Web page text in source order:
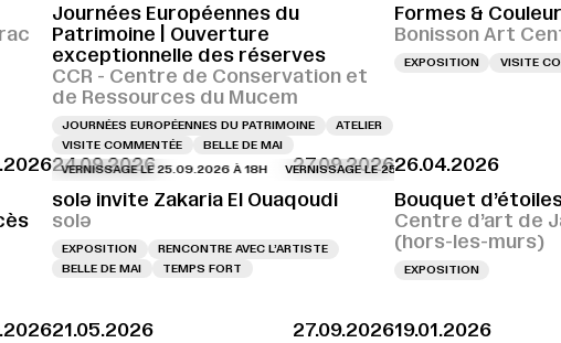
Journées Européennes du
Patrimoine | Ouverture
exceptionnelle des réserves
CCR - Centre de Conservation et
de Ressources du Mucem
JOURNÉES EUROPÉENNES DU PATRIMOINE
ATELIER
VISITE COMMENTÉE
BELLE DE MAI
Formes &
Bonisson Art
EXPOSITION VISITE
24.09.2026 27.09.2026
VERNISSAGE LE 25.09.2026 À 18H VERNISSAGE LE 25.09.2026 À 18H VERNISSAGE
solə invite Zakaria El Ouaqoudi
solə
EXPOSITION
RENCONTRE AVEC L’ARTISTE
BELLE DE MAI
TEMPS FORT
26.04.2026
Bouquet
Centre d’art de
(hors-les-murs)
EXPOSITION
21.05.2026
27.09.202619.01.2026